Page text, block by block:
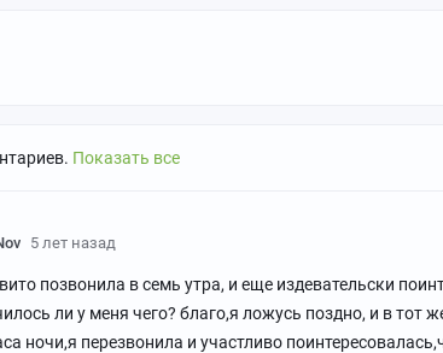
Показать все
5 лет назад
позвонила в семь утра, и еще издевательски
ли у меня чего? благо,я ложусь поздно, и в тот
ночи,я перезвонила и участливо